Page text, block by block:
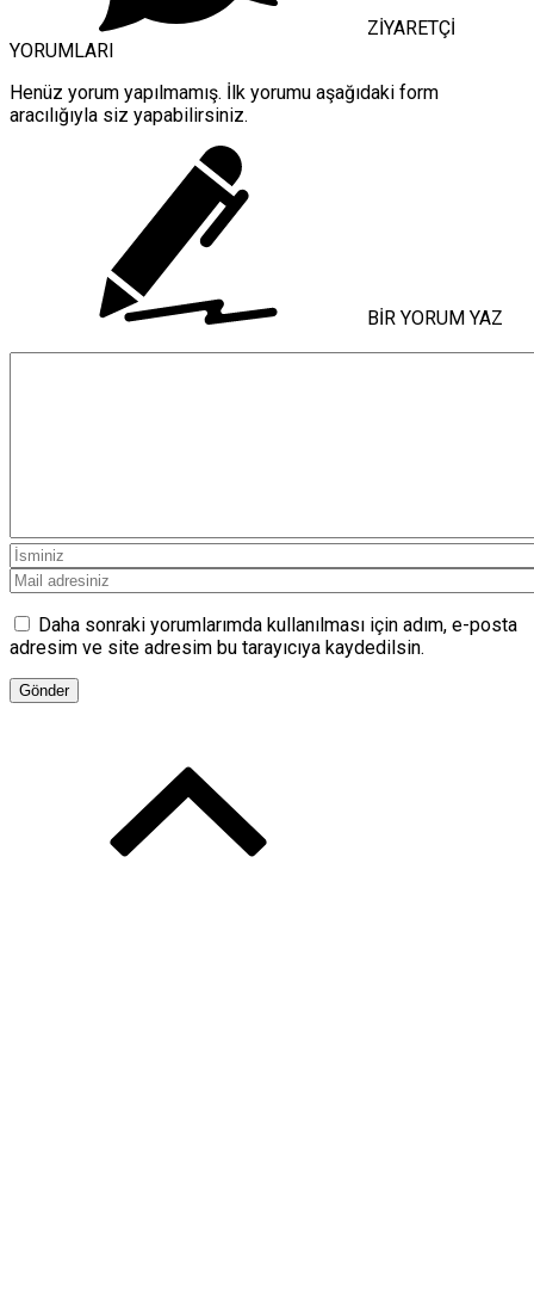
ZİYARETÇİ
YORUMLARI
Henüz yorum yapılmamış. İlk yorumu aşağıdaki form
aracılığıyla siz yapabilirsiniz.
BİR YORUM YAZ
Daha sonraki yorumlarımda kullanılması için adım, e-posta
adresim ve site adresim bu tarayıcıya kaydedilsin.